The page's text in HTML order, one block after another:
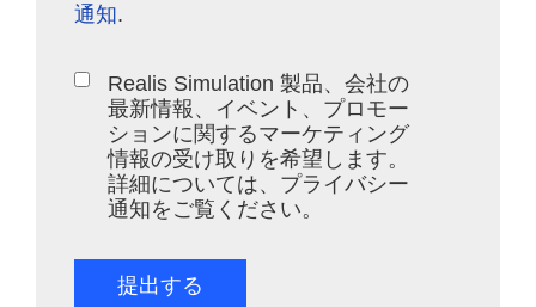
通知.
Realis Simulation 製品、会社の
最新情報、イベント、プロモー
ションに関するマーケティング
情報の受け取りを希望します。
詳細については、プライバシー
通知をご覧ください。
提出する